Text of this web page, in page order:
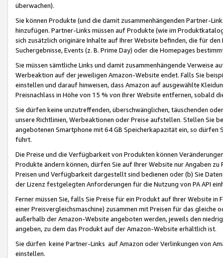
überwachen).
Sie können Produkte (und die damit zusammenhängenden Partner-
hinzufügen. Partner-Links müssen auf Produkte (wie im
sich zusätzlich originäre Inhalte auf Ihrer Website befinden, die für
Suchergebnisse, Events (z. B. Prime Day) oder die Homepages
Sie müssen sämtliche Links und damit zusammenhängende
Werbeaktion auf der jeweiligen Amazon-Website endet. Falls Sie
einstellen und darauf hinweisen, dass Amazon auf ausgewählte
Preisnachlass in Höhe von 15 % von Ihrer Website entfernen, sobald
Sie dürfen keine unzutreffenden, überschwänglichen, täuschenden
unsere Richtlinien, Werbeaktionen oder Preise aufstellen. Stellen Sie
angebotenen Smartphone mit 64 GB Speicherkapazität ein, so dürfen
führt.
Die Preise und die Verfügbarkeit von Produkten können
Produkte ändern können, dürfen Sie auf Ihrer Website nur Angaben
Preisen und Verfügbarkeit dargestellt sind bedienen oder (b) Sie
der Lizenz festgelegten Anforderungen für die Nutzung von PA API
Ferner müssen Sie, falls Sie Preise für ein Produkt auf Ihrer Website
einer Preisvergleichsmaschine) zusammen mit Preisen für das
außerhalb der Amazon-Website angeboten werden, jeweils den
angeben, zu dem das Produkt auf der Amazon-Website erhältlich ist.
Sie dürfen keine Partner-Links auf Amazon oder Verlinkungen von
einstellen.